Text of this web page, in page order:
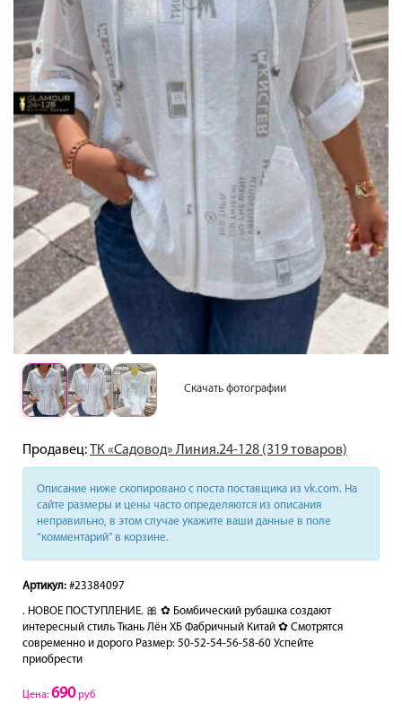
Скачать фотографии
Продавец:ТК «Садовод» Линия.24-128 (319 товаров)
Описание ниже скопировано с поста поставщика из vk.com. На
сайте размеры и цены часто определяются из описания
неправильно, в этом случае укажите ваши данные в поле
“комментарий” в корзине.
Артикул: #23384097
. НОВОЕ ПОСТУПЛЕНИЕ. 🎀 ✿ Бомбический рубашка создают
интересный стиль Ткань Лён ХБ Фабричный Китай ✿ Смотрятся
современно и дорого Размер: 50-52-54-56-58-60 Успейте
приобрести
Цена: 690руб